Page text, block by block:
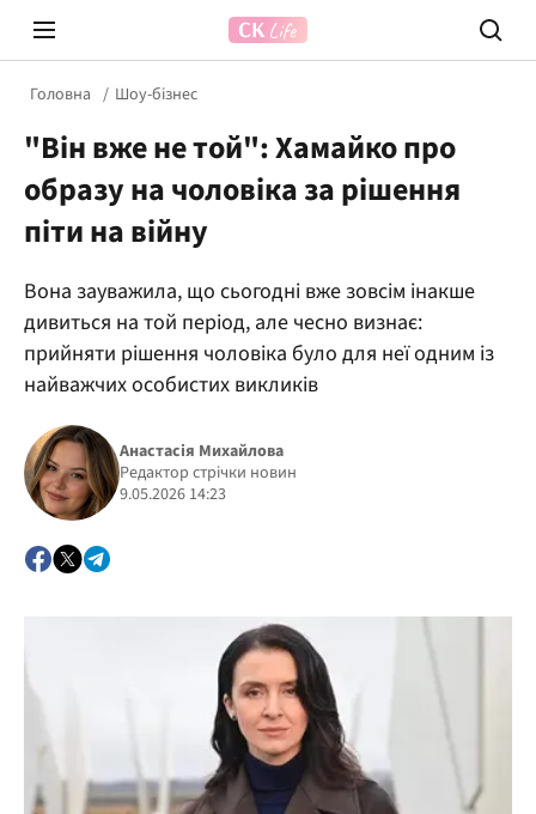
Prosecco Time
Головна Шоу-бізнес
"Він вже не той": Хамайко про
образу на чоловіка за рішення
піти на війну
Вона зауважила, що сьогодні вже зовсім інакше
дивиться на той період, але чесно визнає:
прийняти рішення чоловіка було для неї одним із
найважчих особистих викликів
Анастасія Михайлова
Редактор стрічки новин
9.05.2026 14:23